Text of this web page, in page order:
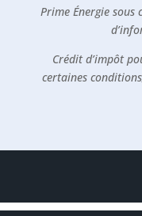
Prime Énergie sous
Crédit d’impôt
certaines